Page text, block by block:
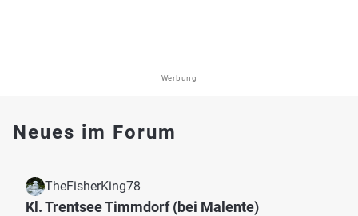
Werbung
Neues im Forum
TheFisherKing78
Kl. Trentsee Timmdorf (bei Malente)